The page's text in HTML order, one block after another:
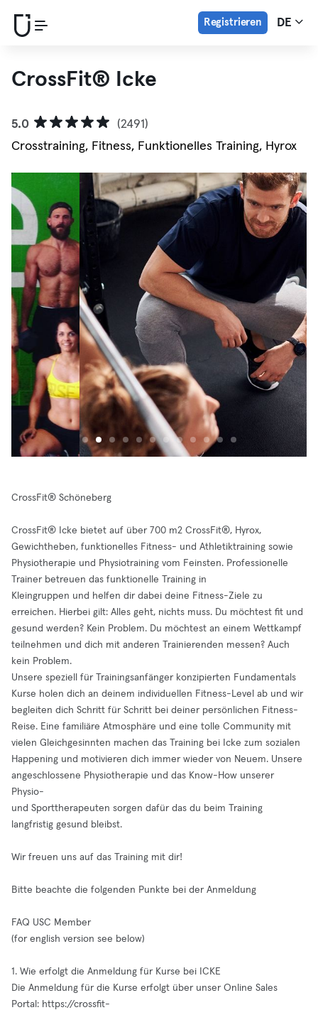
Registrieren DE
CrossFit®️ Icke
5.0
(2491)
Crosstraining, Fitness, Funktionelles Training, Hyrox
CrossFit® Schöneberg
CrossFit®️ Icke bietet auf über 700 m2 CrossFit®️, Hyrox,
Gewichtheben, funktionelles Fitness- und Athletiktraining sowie
Physiotherapie und Physiotraining vom Feinsten. Professionelle
Trainer betreuen das funktionelle Training in
Kleingruppen und helfen dir dabei deine Fitness-Ziele zu
erreichen. Hierbei gilt: Alles geht, nichts muss. Du möchtest fit und
gesund werden? Kein Problem. Du möchtest an einem Wettkampf
teilnehmen und dich mit anderen Trainierenden messen? Auch
kein Problem.
Unsere speziell für Trainingsanfänger konzipierten Fundamentals
Kurse holen dich an deinem individuellen Fitness-Level ab und wir
begleiten dich Schritt für Schritt bei deiner persönlichen Fitness-
Reise. Eine familiäre Atmosphäre und eine tolle Community mit
vielen Gleichgesinnten machen das Training bei Icke zum sozialen
Happening und motivieren dich immer wieder von Neuem. Unsere
angeschlossene Physiotherapie und das Know-How unserer
Physio-
und Sporttherapeuten sorgen dafür das du beim Training
langfristig gesund bleibst.
Wir freuen uns auf das Training mit dir!
Bitte beachte die folgenden Punkte bei der Anmeldung
FAQ USC Member
(for english version see below)
1. Wie erfolgt die Anmeldung für Kurse bei ICKE
Die Anmeldung für die Kurse erfolgt über unser Online Sales
Portal: https://crossfit-